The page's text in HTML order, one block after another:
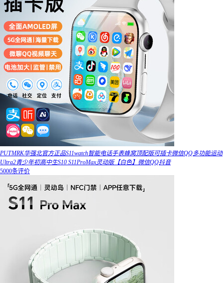
PUTMRK华强北官方正品S11watch智能电话手表蜂窝顶配版可插卡微信QQ多功能运动
Ultra2青少年初高中生S10 S11ProMax灵动版【白色】微信QQ抖音
5000条评价